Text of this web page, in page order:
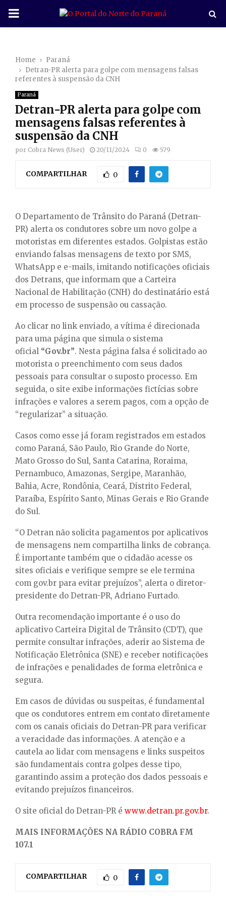
P
M
A
R
E
N
U
Home
Paraná
Detran-PR alerta para golpe com mensagens falsas
referentes à suspensão da CNH
Paraná
Detran-PR alerta para golpe com
mensagens falsas referentes à
suspensão da CNH
por Cobra News (User) 20/11/2024 0 579
COMPARTILHAR 0
O Departamento de Trânsito do Paraná (Detran-
PR) alerta os condutores sobre um novo golpe a
motoristas em diferentes estados. Golpistas estão
enviando falsas mensagens de texto por SMS,
WhatsApp e e-mails, imitando notificações oficiais
dos Detrans, que informam que a Carteira
Nacional de Habilitação (CNH) do destinatário está
em processo de suspensão ou cassação.
Ao clicar no link enviado, a vítima é direcionada
para uma página que simula o sistema
oficial “Gov.br”. Nesta página falsa é solicitado ao
motorista o preenchimento com seus dados
pessoais para consultar o suposto processo. Em
seguida, o site exibe informações fictícias sobre
infrações e valores a serem pagos, com a opção de
“regularizar” a situação.
Casos como esse já foram registrados em estados
como Paraná, São Paulo, Rio Grande do Norte,
Mato Grosso do Sul, Santa Catarina, Roraima,
Pernambuco, Amazonas, Sergipe, Maranhão,
Bahia, Acre, Rondônia, Ceará, Distrito Federal,
Paraíba, Espírito Santo, Minas Gerais e Rio Grande
do Sul.
“O Detran não solicita pagamentos por aplicativos
de mensagens nem compartilha links de cobrança.
É importante também que o cidadão acesse os
sites oficiais e verifique sempre se ele termina
com gov.br para evitar prejuízos”, alerta o diretor-
presidente do Detran-PR, Adriano Furtado.
Outra recomendação importante é o uso do
aplicativo Carteira Digital de Trânsito (CDT), que
permite consultar infrações, aderir ao Sistema de
Notificação Eletrônica (SNE) e receber notificações
de infrações e penalidades de forma eletrônica e
segura.
Em casos de dúvidas ou suspeitas, é fundamental
que os condutores entrem em contato diretamente
com os canais oficiais do Detran-PR para verificar
a veracidade das informações. A atenção e a
cautela ao lidar com mensagens e links suspeitos
são fundamentais contra golpes desse tipo,
garantindo assim a proteção dos dados pessoais e
evitando prejuízos financeiros.
O site oficial do Detran-PR é www.detran.pr.gov.br.
MAIS INFORMAÇÕES NA RÁDIO COBRA FM
107.1
COMPARTILHAR 0